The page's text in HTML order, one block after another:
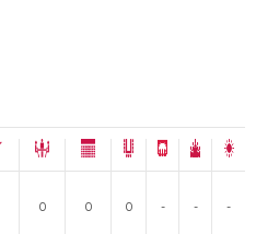
0 0 0 - - -